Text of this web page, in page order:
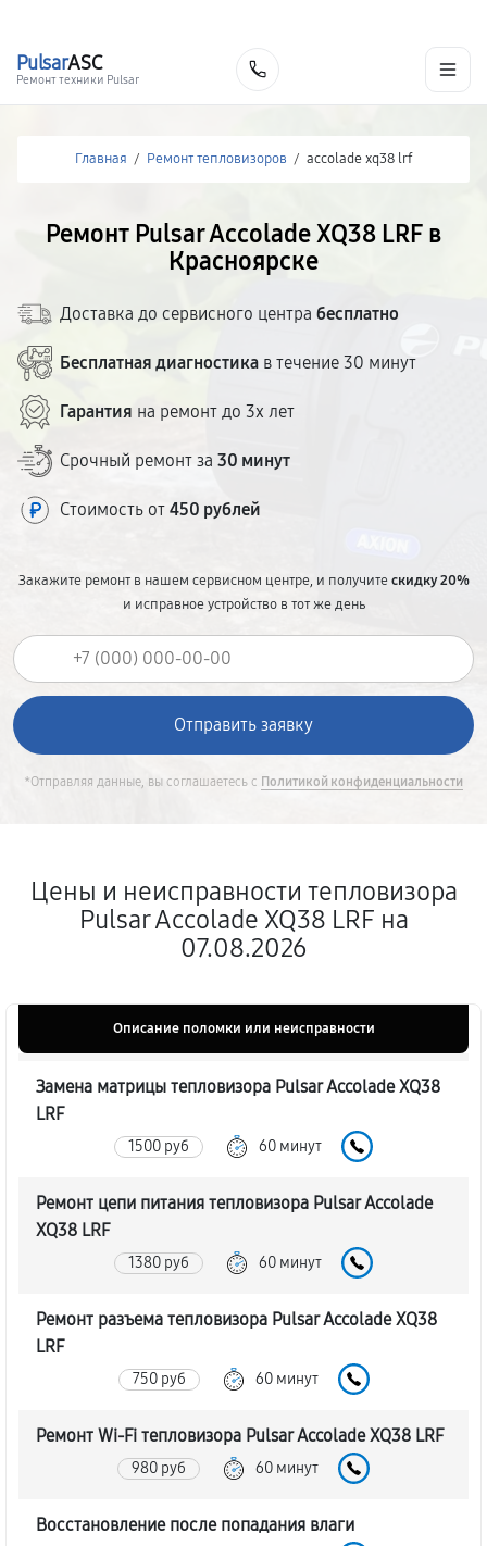
PulsarASC
Ремонт техники Pulsar
Главная / Ремонт тепловизоров / accolade xq38 lrf
Ремонт Pulsar Accolade XQ38 LRF в
Красноярске
Доставка до сервисного центра бесплатно
Бесплатная диагностика в течение 30 минут
Гарантия на ремонт до 3х лет
Срочный ремонт за 30 минут
Стоимость от 450 рублей
Закажите ремонт в нашем сервисном центре, и получитескидку 20%
и исправное устройство в тот же день
*Отправляя данные, вы соглашаетесь с Политикой конфиденциальности
Цены и неисправности тепловизора
Pulsar Accolade XQ38 LRF на
07.08.2026
Описание поломки или неисправности
Замена матрицы тепловизора Pulsar Accolade XQ38
LRF
1500 руб 60 минут
Ремонт цепи питания тепловизора Pulsar Accolade
XQ38 LRF
1380 руб 60 минут
Ремонт разъема тепловизора Pulsar Accolade XQ38
LRF
750 руб 60 минут
Ремонт Wi-Fi тепловизора Pulsar Accolade XQ38 LRF
980 руб 60 минут
Восстановление после попадания влаги